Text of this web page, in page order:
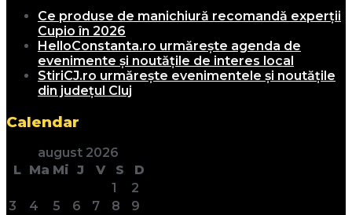
Ce produse de manichiură recomandă experții
Cupio în 2026
HelloConstanta.ro urmărește agenda de
evenimente și noutățile de interes local
StiriCJ.ro urmărește evenimentele și noutățile
din județul Cluj
Calendar
august 2026
L Ma Mi J V S
D
1
2
3
4 5 6 7 8
9